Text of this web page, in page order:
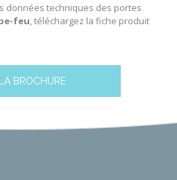
données techniques des portes
feu, téléchargez la fiche produit
BROCHURE